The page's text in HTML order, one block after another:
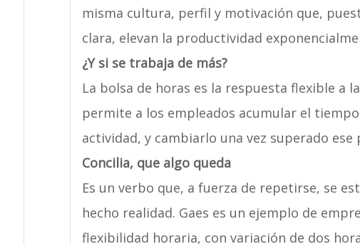
misma cultura, perfil y motivación que,
clara, elevan la productividad
¿Y si se trabaja de más?
La bolsa de horas es la respuesta flexible a
permite a los empleados acumular el
actividad, y cambiarlo una vez superado ese
Concilia, que algo queda
Es un verbo que, a fuerza de repetirse, se
hecho realidad. Gaes es un ejemplo de
flexibilidad horaria, con variación de dos